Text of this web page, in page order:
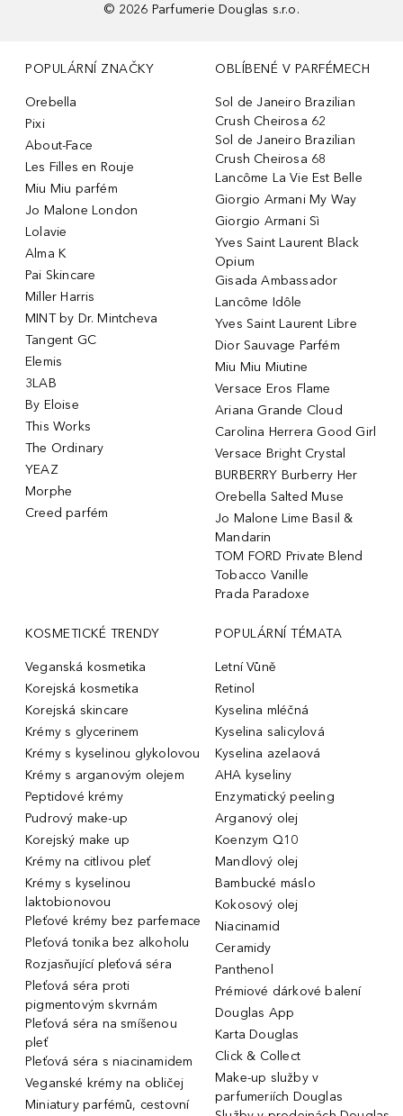
© 2026 Parfumerie Douglas s.r.o.
POPULÁRNÍ ZNAČKY
Orebella
Pixi
About-Face
Les Filles en Rouje
Miu Miu parfém
Jo Malone London
Lolavie
Alma K
Pai Skincare
Miller Harris
MINT by Dr. Mintcheva
Tangent GC
Elemis
3LAB
By Eloise
This Works
The Ordinary
YEAZ
Morphe
Creed parfém
OBLÍBENÉ V PARFÉMECH
Sol de Janeiro Brazilian
Crush Cheirosa 62
Sol de Janeiro Brazilian
Crush Cheirosa 68
Lancôme La Vie Est Belle
Giorgio Armani My Way
Giorgio Armani Sì
Yves Saint Laurent Black
Opium
Gisada Ambassador
Lancôme Idôle
Yves Saint Laurent Libre
Dior Sauvage Parfém
Miu Miu Miutine
Versace Eros Flame
Ariana Grande Cloud
Carolina Herrera Good Girl
Versace Bright Crystal
BURBERRY Burberry Her
Orebella Salted Muse
Jo Malone Lime Basil &
Mandarin
TOM FORD Private Blend
Tobacco Vanille
Prada Paradoxe
KOSMETICKÉ TRENDY
Veganská kosmetika
Korejská kosmetika
Korejská skincare
Krémy s glycerinem
Krémy s kyselinou glykolovou
Krémy s arganovým olejem
Peptidové krémy
Pudrový make-up
Korejský make up
Krémy na citlivou pleť
Krémy s kyselinou
laktobionovou
Pleťové krémy bez parfemace
Pleťová tonika bez alkoholu
Rozjasňující pleťová séra
Pleťová séra proti
pigmentovým skvrnám
Pleťová séra na smíšenou
pleť
Pleťová séra s niacinamidem
Veganské krémy na obličej
Miniatury parfémů, cestovní
POPULÁRNÍ TÉMATA
Letní Vůně
Retinol
Kyselina mléčná
Kyselina salicylová
Kyselina azelaová
AHA kyseliny
Enzymatický peeling
Arganový olej
Koenzym Q10
Mandlový olej
Bambucké máslo
Kokosový olej
Niacinamid
Ceramidy
Panthenol
Prémiové dárkové balení
Douglas App
Karta Douglas
Click & Collect
Make-up služby v
parfumeriích Douglas